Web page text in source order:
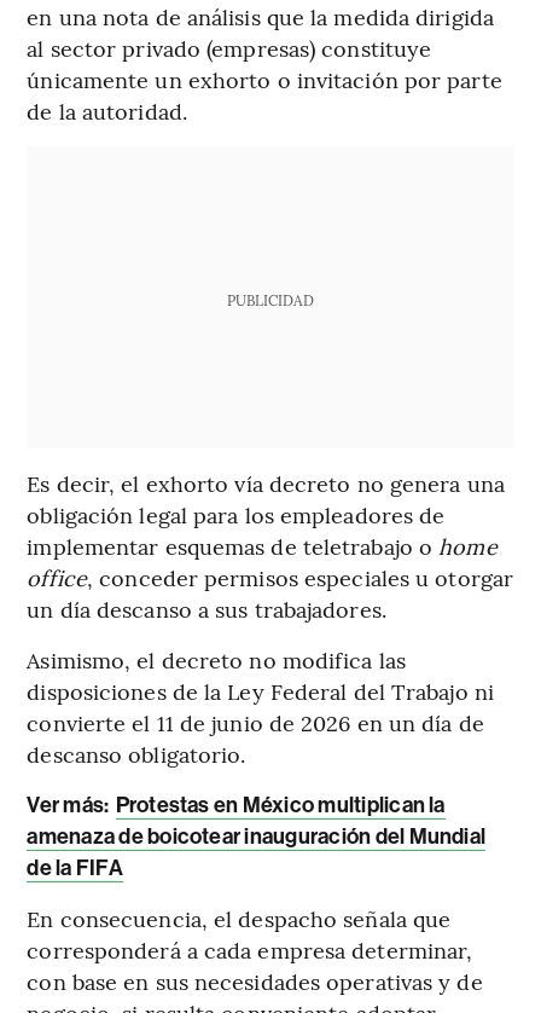
en una nota de análisis que la medida dirigida
al sector privado (empresas) constituye
únicamente un exhorto o invitación por parte
de la autoridad.
PUBLICIDAD
Es decir, el exhorto vía decreto no genera una
obligación legal para los empleadores de
implementar esquemas de teletrabajo o home
office, conceder permisos especiales u otorgar
un día descanso a sus trabajadores.
Asimismo, el decreto no modifica las
disposiciones de la Ley Federal del Trabajo ni
convierte el 11 de junio de 2026 en un día de
descanso obligatorio.
Ver más: Protestas en México multiplican la
amenaza de boicotear inauguración del Mundial
de la FIFA
En consecuencia, el despacho señala que
corresponderá a cada empresa determinar,
con base en sus necesidades operativas y de